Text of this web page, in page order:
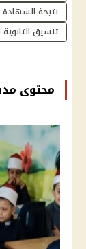
نتيجة الشهادة
تنسيق الثانوية
محتوى